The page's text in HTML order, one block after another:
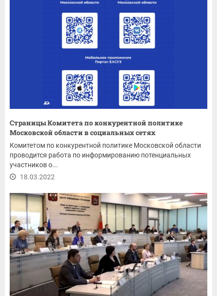
Страницы Комитета по конкурентной политике
Московской области в социальных сетях
Комитетом по конкурентной политике Московской области
проводится работа по информированию потенциальных
участников о...
18.03.2022